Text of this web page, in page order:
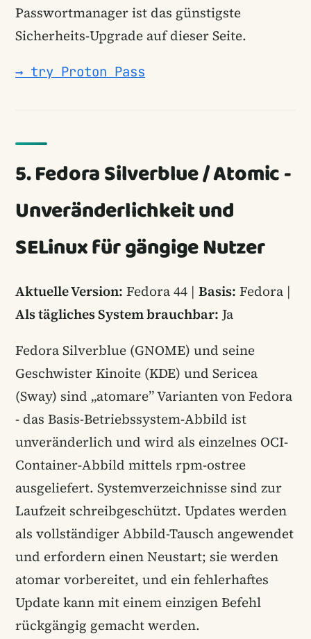
Passwortmanager ist das günstigste
Sicherheits-Upgrade auf dieser Seite.
→ try Proton Pass
5. Fedora Silverblue / Atomic -
Unveränderlichkeit und
SELinux für gängige Nutzer
Aktuelle Version: Fedora 44 | Basis: Fedora |
Als tägliches System brauchbar: Ja
Fedora Silverblue (GNOME) und seine
Geschwister Kinoite (KDE) und Sericea
(Sway) sind „atomare” Varianten von Fedora
- das Basis-Betriebssystem-Abbild ist
unveränderlich und wird als einzelnes OCI-
Container-Abbild mittels rpm-ostree
ausgeliefert. Systemverzeichnisse sind zur
Laufzeit schreibgeschützt. Updates werden
als vollständiger Abbild-Tausch angewendet
und erfordern einen Neustart; sie werden
atomar vorbereitet, und ein fehlerhaftes
Update kann mit einem einzigen Befehl
rückgängig gemacht werden.